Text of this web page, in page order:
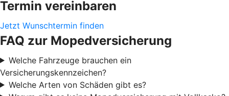
Termin vereinbaren
Jetzt Wunschtermin finden
FAQ zur Mopedversicherung
Welche Fahrzeuge brauchen ein
Versicherungskennzeichen?
Welche Arten von Schäden gibt es?